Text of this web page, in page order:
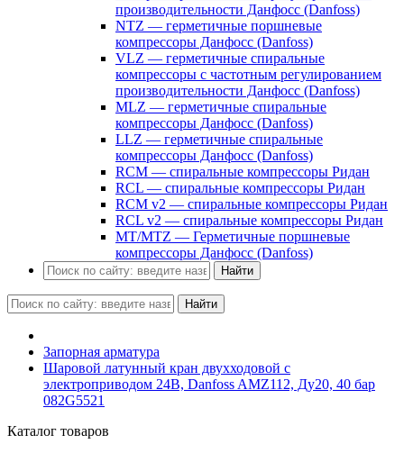
производительности Данфосс (Danfoss)
NTZ — герметичные поршневые
компрессоры Данфосс (Danfoss)
VLZ — герметичные спиральные
компрессоры с частотным регулированием
производительности Данфосс (Danfoss)
MLZ — герметичные спиральные
компрессоры Данфосс (Danfoss)
LLZ — герметичные спиральные
компрессоры Данфосс (Danfoss)
RCM — спиральные компрессоры Ридан
RCL — спиральные компрессоры Ридан
RCM v2 — спиральные компрессоры Ридан
RCL v2 — спиральные компрессоры Ридан
MT/MTZ — Герметичные поршневые
компрессоры Данфосс (Danfoss)
Найти
Найти
Запорная арматура
Шаровой латунный кран двухходовой с
электроприводом 24В, Danfoss AMZ112, Ду20, 40 бар
082G5521
Каталог товаров